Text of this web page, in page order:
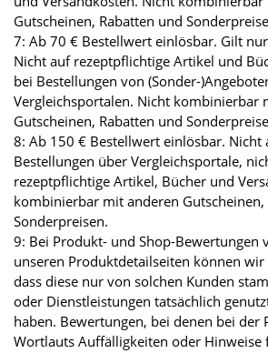
Gutscheinen, Rabatten und
7: Ab 70 € Bestellwert einlösbar. Gilt
Nicht auf rezeptpflichtige Artikel und
bei Bestellungen von (Sonder-
Vergleichsportalen. Nicht kombinierbar
Gutscheinen, Rabatten und
8: Ab 150 € Bestellwert einlösbar. Nicht
Bestellungen über Vergleichsportale,
rezeptpflichtige Artikel, Bücher und
kombinierbar mit anderen Gutscheinen,
Sonderpreisen.
9: Bei Produkt- und Shop-Bewertungen
unseren Produktdetailseiten können
dass diese nur von solchen Kunden
oder Dienstleistungen tatsächlich
haben. Bewertungen, bei denen bei der
Wortlauts Auffälligkeiten oder Hinweise